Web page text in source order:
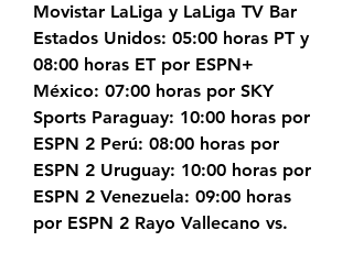
Movistar LaLiga y LaLiga TV Bar
Estados Unidos: 05:00 horas PT y
08:00 horas ET por ESPN+
México: 07:00 horas por SKY
Sports Paraguay: 10:00 horas por
ESPN 2 Perú: 08:00 horas por
ESPN 2 Uruguay: 10:00 horas por
ESPN 2 Venezuela: 09:00 horas
por ESPN 2 Rayo Vallecano vs.